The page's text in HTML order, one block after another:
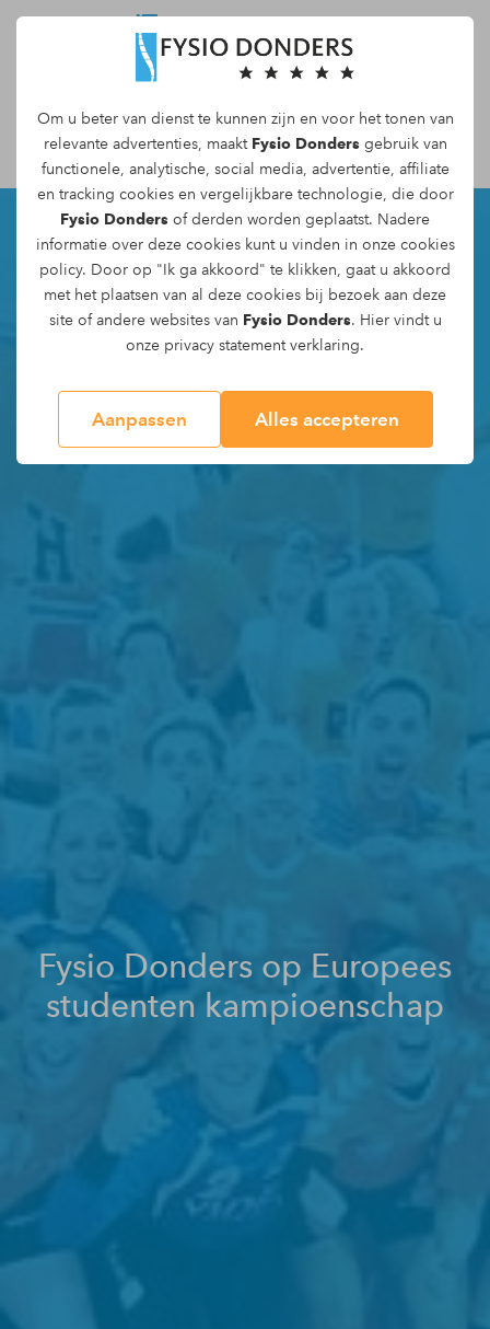
Om u beter van dienst te kunnen zijn en voor het tonen van
relevante advertenties, maakt Fysio Donders gebruik van
functionele, analytische, social media, advertentie, affiliate
en tracking cookiesen vergelijkbare technologie, die door
Fysio Donders of derden worden geplaatst. Nadere
informatie over deze cookies kunt u vinden in onze cookies
policy. Door op "Ik ga akkoord" te klikken, gaat u akkoord
met het plaatsen van al deze cookies bij bezoek aan deze
site of andere websites van Fysio Donders. Hier vindt u
onze privacy statementverklaring.
Aanpassen Alles accepteren
Maak een afspraak
Fysio Donders op Europees
studenten kampioenschap